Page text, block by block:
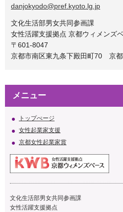
danjokyodo@pref.kyoto.lg.jp
文化生活部男女共同参画課
女性活躍支援拠点 京都ウィメンズ
〒601-8047
京都市南区東九条下殿田町70 京
メニュー
トップぺージ
女性起業家支援
京都女性起業家賞
文化生活部男女共同参画課
女性活躍支援拠点